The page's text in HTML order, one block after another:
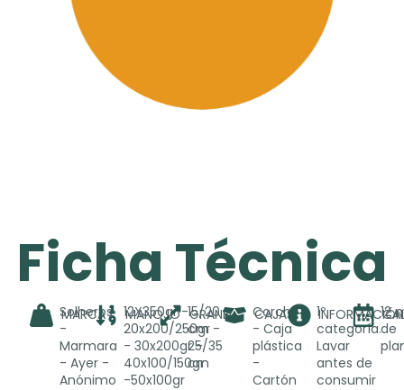
Ficha Técnica
MARCA
Solherbs
-
Marmara
- Ayer -
Anónimo
MANOJO
12X350gr -
20x200/250gr
- 30x200gr -
40x100/150gr
-50x100gr
GRANEL
15/20
cm -
25/35
cm
CAJAS
Corcho
- Caja
plástica
-
Cartón
INFORMACIÓN
1º
categoría.
Lavar
antes de
consumir
12
de